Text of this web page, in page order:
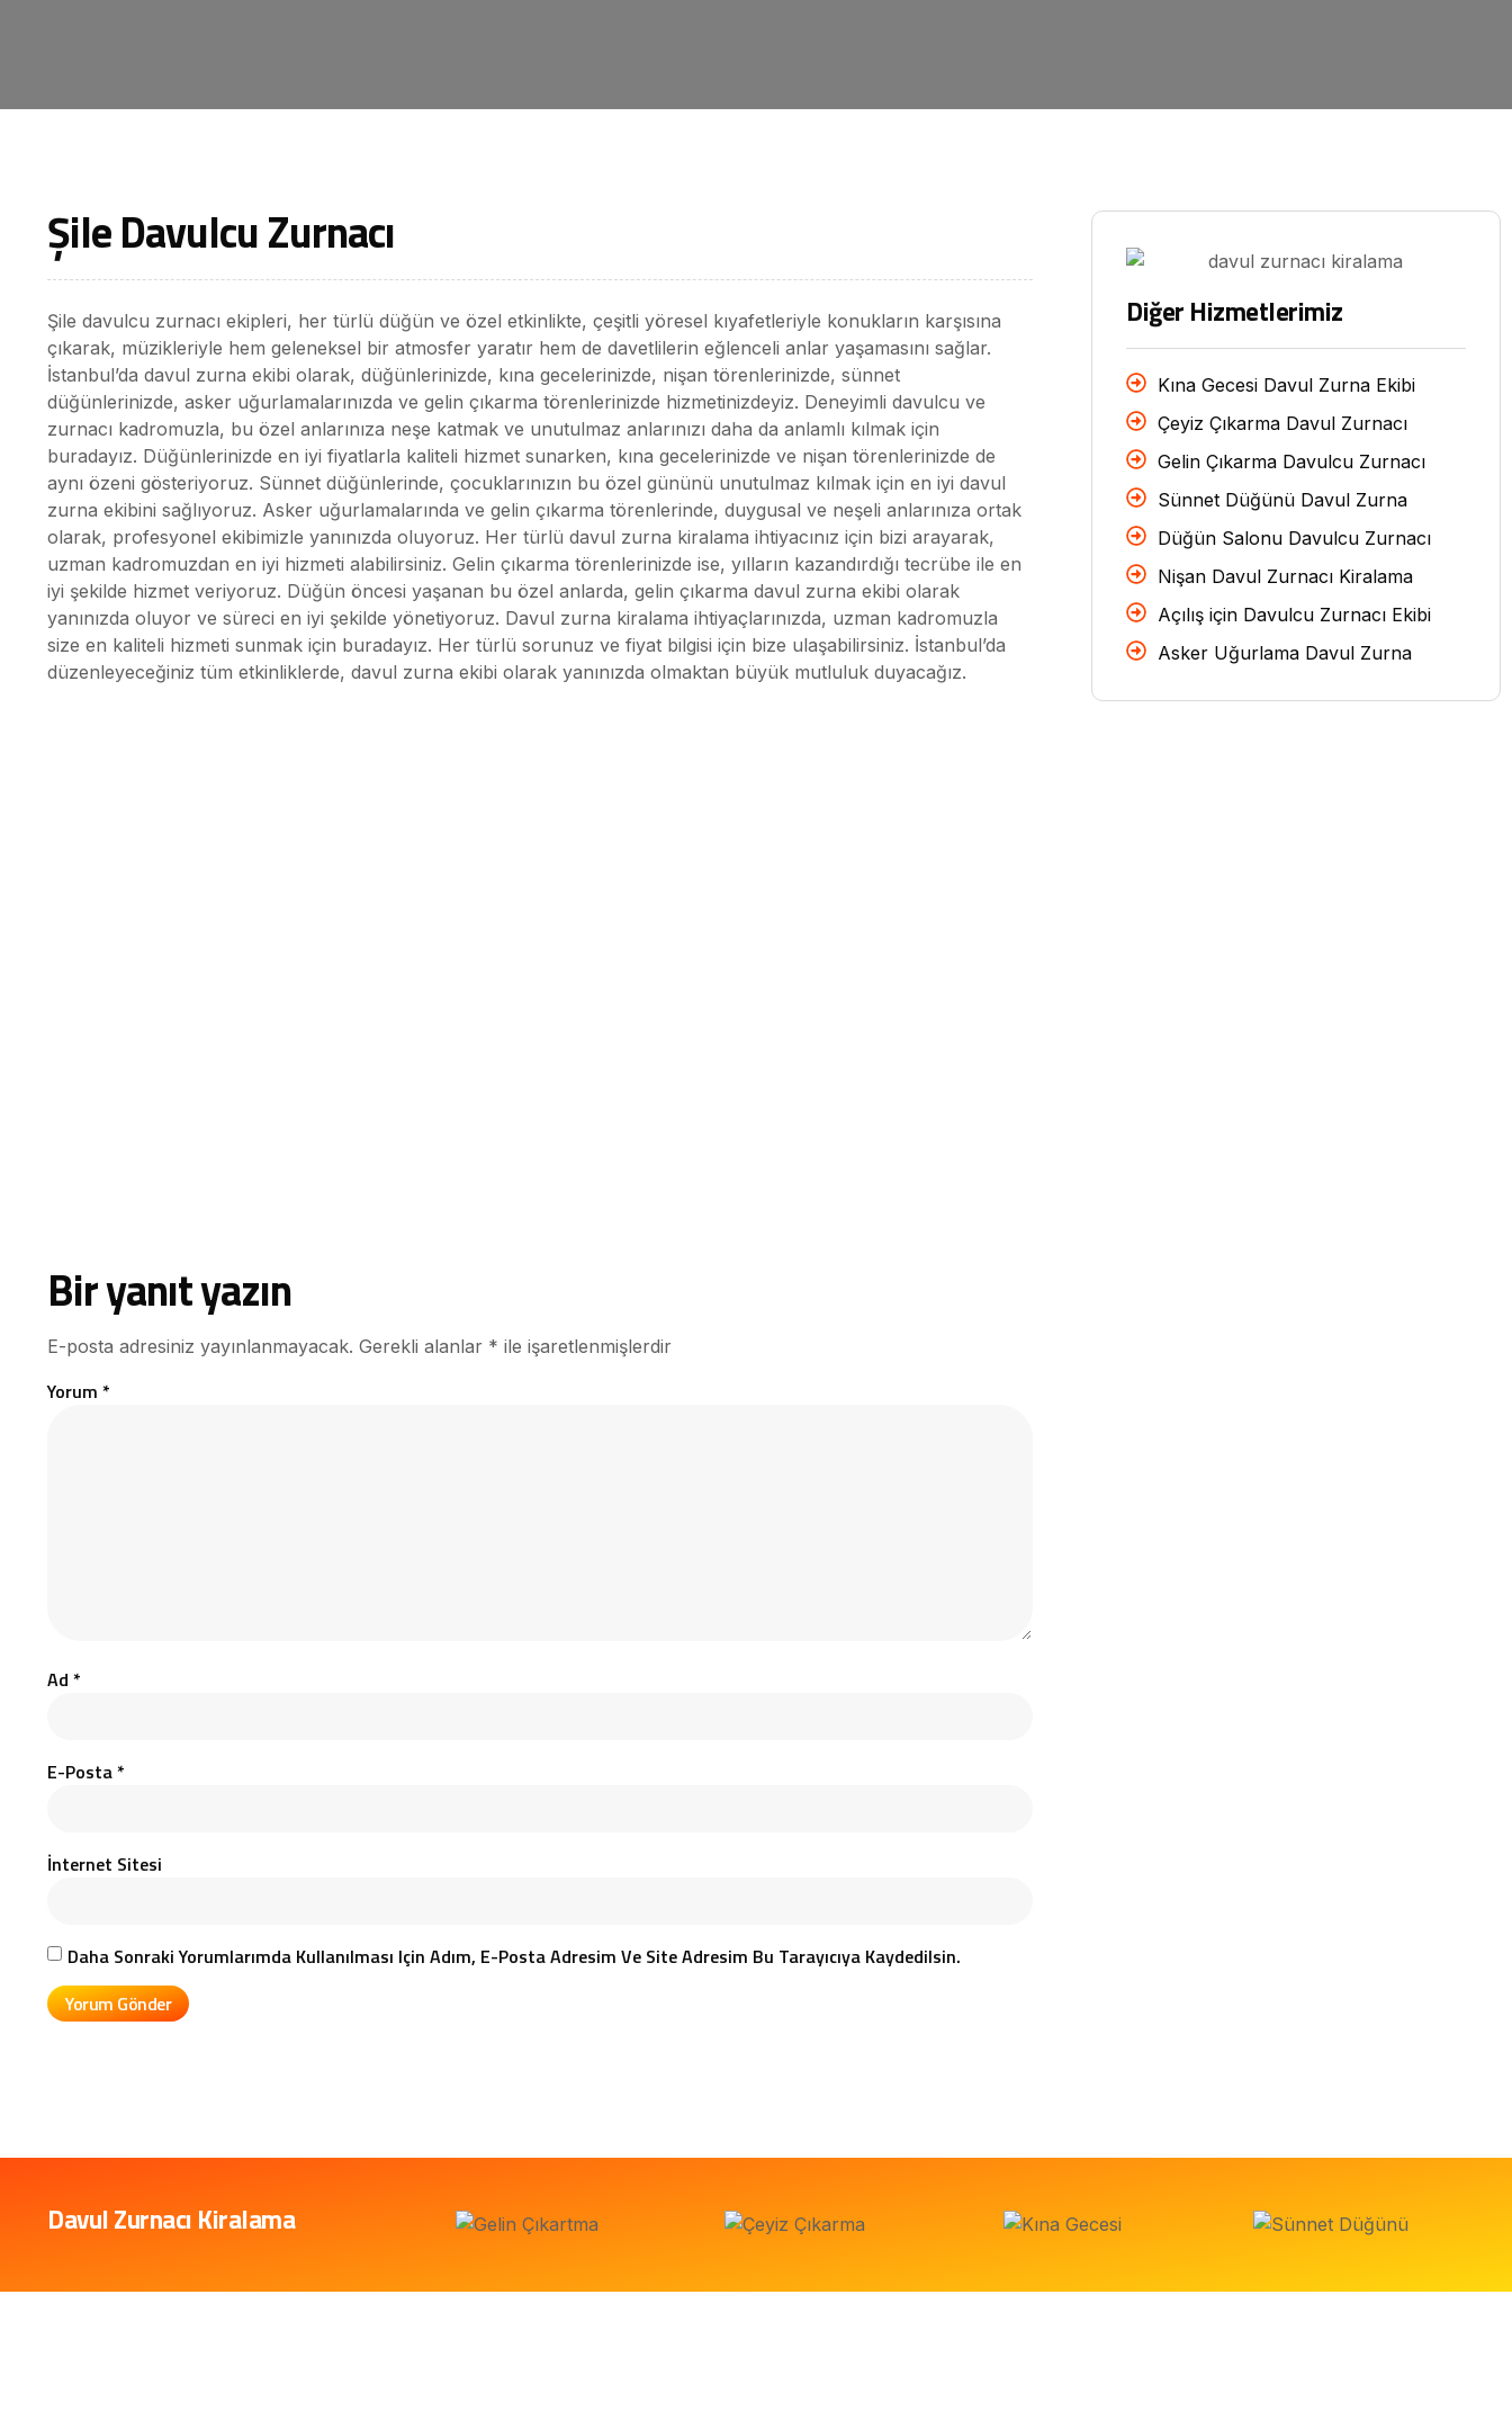
Şile Davulcu Zurnacı
Şile davulcu zurnacı ekipleri, her türlü düğün ve özel etkinlikte, çeşitli yöresel kıyafetleriyle konukların karşısına
çıkarak, müzikleriyle hem geleneksel bir atmosfer yaratır hem de davetlilerin eğlenceli anlar yaşamasını sağlar.
İstanbul’da davul zurna ekibi olarak, düğünlerinizde, kına gecelerinizde, nişan törenlerinizde, sünnet
düğünlerinizde, asker uğurlamalarınızda ve gelin çıkarma törenlerinizde hizmetinizdeyiz. Deneyimli davulcu ve
zurnacı kadromuzla, bu özel anlarınıza neşe katmak ve unutulmaz anlarınızı daha da anlamlı kılmak için
buradayız. Düğünlerinizde en iyi fiyatlarla kaliteli hizmet sunarken, kına gecelerinizde ve nişan törenlerinizde de
aynı özeni gösteriyoruz. Sünnet düğünlerinde, çocuklarınızın bu özel gününü unutulmaz kılmak için en iyi davul
zurna ekibini sağlıyoruz. Asker uğurlamalarında ve gelin çıkarma törenlerinde, duygusal ve neşeli anlarınıza ortak
olarak, profesyonel ekibimizle yanınızda oluyoruz. Her türlü davul zurna kiralama ihtiyacınız için bizi arayarak,
uzman kadromuzdan en iyi hizmeti alabilirsiniz. Gelin çıkarma törenlerinizde ise, yılların kazandırdığı tecrübe ile en
iyi şekilde hizmet veriyoruz. Düğün öncesi yaşanan bu özel anlarda, gelin çıkarma davul zurna ekibi olarak
yanınızda oluyor ve süreci en iyi şekilde yönetiyoruz. Davul zurna kiralama ihtiyaçlarınızda, uzman kadromuzla
size en kaliteli hizmeti sunmak için buradayız. Her türlü sorunuz ve fiyat bilgisi için bize ulaşabilirsiniz. İstanbul’da
düzenleyeceğiniz tüm etkinliklerde, davul zurna ekibi olarak yanınızda olmaktan büyük mutluluk duyacağız.
Bir yanıt yazın
E-posta adresiniz yayınlanmayacak. Gerekli alanlar * ile işaretlenmişlerdir
Yorum *
Ad *
E-Posta*
İnternet Sitesi
Daha Sonraki Yorumlarımda Kullanılması Için Adım, E-Posta Adresim Ve Site Adresim Bu Tarayıcıya Kaydedilsin.
Diğer Hizmetlerimiz
Kına Gecesi Davul Zurna Ekibi
Çeyiz Çıkarma Davul Zurnacı
Gelin Çıkarma Davulcu Zurnacı
Sünnet Düğünü Davul Zurna
Düğün Salonu Davulcu Zurnacı
Nişan Davul Zurnacı Kiralama
Açılış için Davulcu Zurnacı Ekibi
Asker Uğurlama Davul Zurna
Davul Zurnacı Kiralama